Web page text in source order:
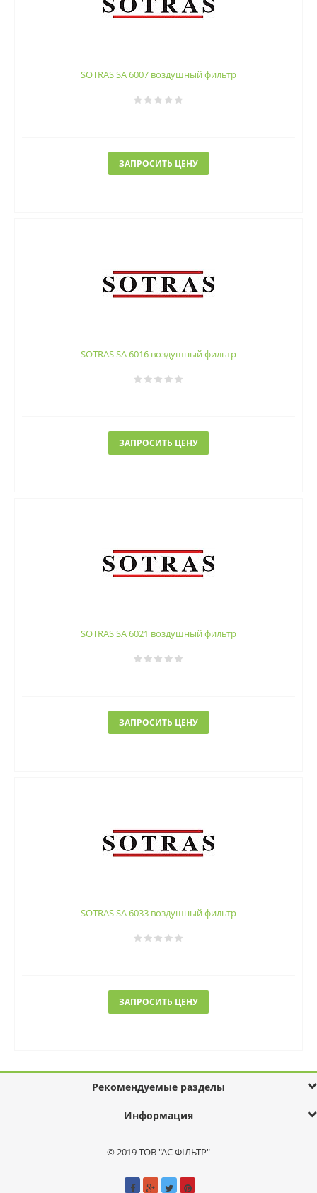
SOTRAS SA 6007 воздушный фильтр
ЗАПРОСИТЬ ЦЕНУ
SOTRAS SA 6016 воздушный фильтр
ЗАПРОСИТЬ ЦЕНУ
SOTRAS SA 6021 воздушный фильтр
ЗАПРОСИТЬ ЦЕНУ
SOTRAS SA 6033 воздушный фильтр
ЗАПРОСИТЬ ЦЕНУ
Рекомендуемые разделы
Информация
© 2019 ТОВ "АС ФІЛЬТР"